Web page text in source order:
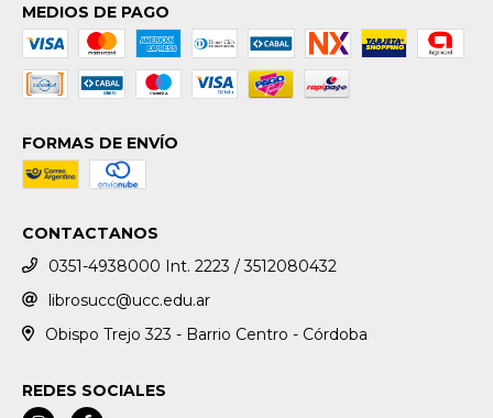
MEDIOS DE PAGO
FORMAS DE ENVÍO
CONTACTANOS
0351-4938000 Int. 2223 / 3512080432
librosucc@ucc.edu.ar
Obispo Trejo 323 - Barrio Centro - Córdoba
REDES SOCIALES